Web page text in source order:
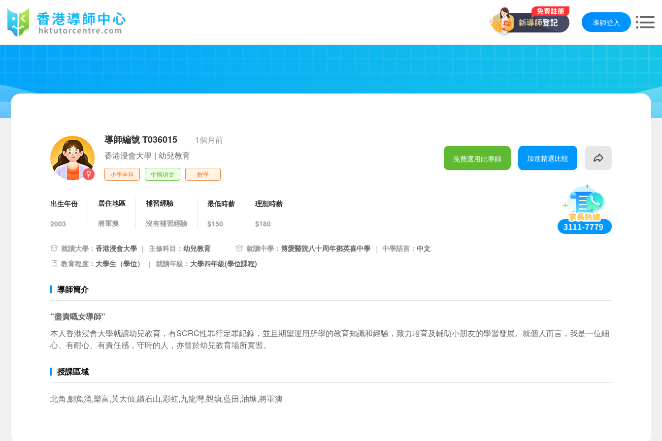
導師登入
導師編號 T036015
1個月前
香港浸會大學 | 幼兒教育
小學全科 中國語文 數學
免費選用此導師 加進精選比較
出生年份
2003
居住地區
將軍澳
補習經驗
沒有補習經驗
最低時薪
$150
理想時薪
$180
就讀大學： 香港浸會大學 | 主修科目： 幼兒教育 就讀中學： 博愛醫院八十周年鄧英喜中學 | 中學語言： 中文
教育程度： 大學生（學位） | 就讀年級： 大學四年級(學位課程)
導師簡介
"盡責嘅女導師"
本人香港浸會大學就讀幼兒教育，有SCRC性罪行定罪紀錄，並且期望運用所學的教育知識和經驗，致力培育及輔助小朋友的學習發展。就個人而言，我是一位細
心、有耐心、有責任感，守時的人，亦曾於幼兒教育場所實習。
授課區域
北角,鰂魚涌,樂富,黃大仙,鑽石山,彩虹,九龍灣,觀塘,藍田,油塘,將軍澳